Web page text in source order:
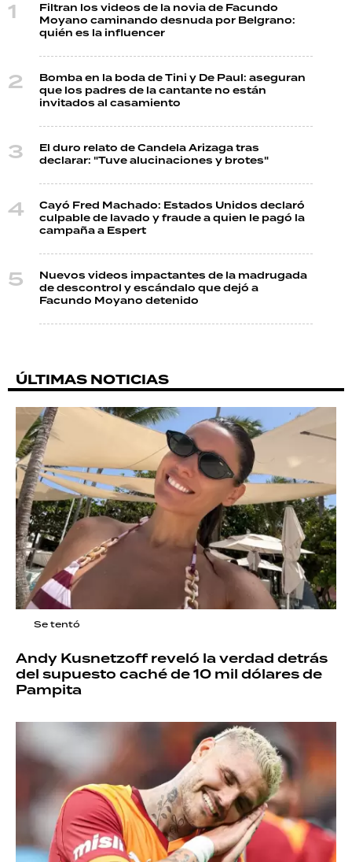
Filtran los videos de la novia de Facundo
Moyano caminando desnuda por Belgrano:
quién es la influencer
Bomba en la boda de Tini y De Paul: aseguran
que los padres de la cantante no están
invitados al casamiento
El duro relato de Candela Arizaga tras
declarar: "Tuve alucinaciones y brotes"
Cayó Fred Machado: Estados Unidos declaró
culpable de lavado y fraude a quien le pagó la
campaña a Espert
Nuevos videos impactantes de la madrugada
de descontrol y escándalo que dejó a
Facundo Moyano detenido
ÚLTIMAS NOTICIAS
Se tentó
Andy Kusnetzoff reveló la verdad detrás
del supuesto caché de 10 mil dólares de
Pampita